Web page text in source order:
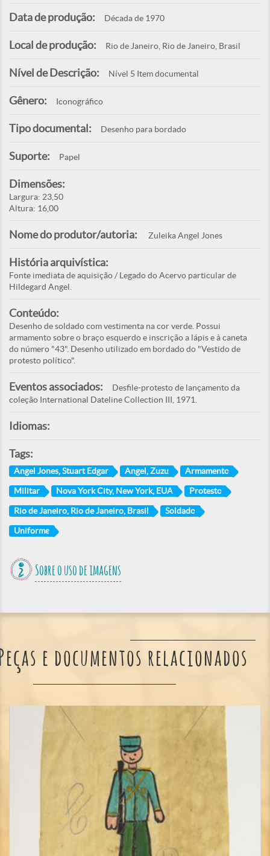
Data de produção: Década de 1970
Local de produção: Rio de Janeiro, Rio de Janeiro, Brasil
Nível de Descrição: Nível 5 Item documental
Gênero: Iconográfico
Tipo documental: Desenho para bordado
Suporte: Papel
Dimensões:
Largura: 23,50
Altura: 16,00
Nome do produtor/autoria: Zuleika Angel Jones
História arquivística:
Fonte imediata de aquisição / Legado do Acervo particular de
Hildegard Angel.
Conteúdo:
Desenho de soldado com vestimenta na cor verde. Possui
armamento sobre o braço esquerdo e inscrição a lápis e à caneta
do número "43". Desenho utilizado em bordado do "Vestido de
protesto político".
Eventos associados:
Desfile-protesto de lançamento da
coleção International Dateline Collection III, 1971.
Idiomas:
Tags:
Angel Jones, Stuart Edgar Angel, Zuzu Armamento
Militar Nova York City, New York, EUA Protesto
Rio de Janeiro, Rio de Janeiro, Brasil Soldado
Uniforme
Sobre o uso de imagens
e documentos relacionados